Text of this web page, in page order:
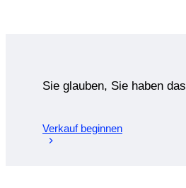
Sie glauben, Sie haben
Verkauf beginnen